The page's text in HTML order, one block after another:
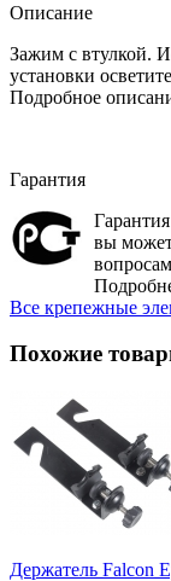
Описание
Зажим с втулкой.
установки
Подробное
Гарантия
вы
Все крепежные
Похожие
Держатель Falcon